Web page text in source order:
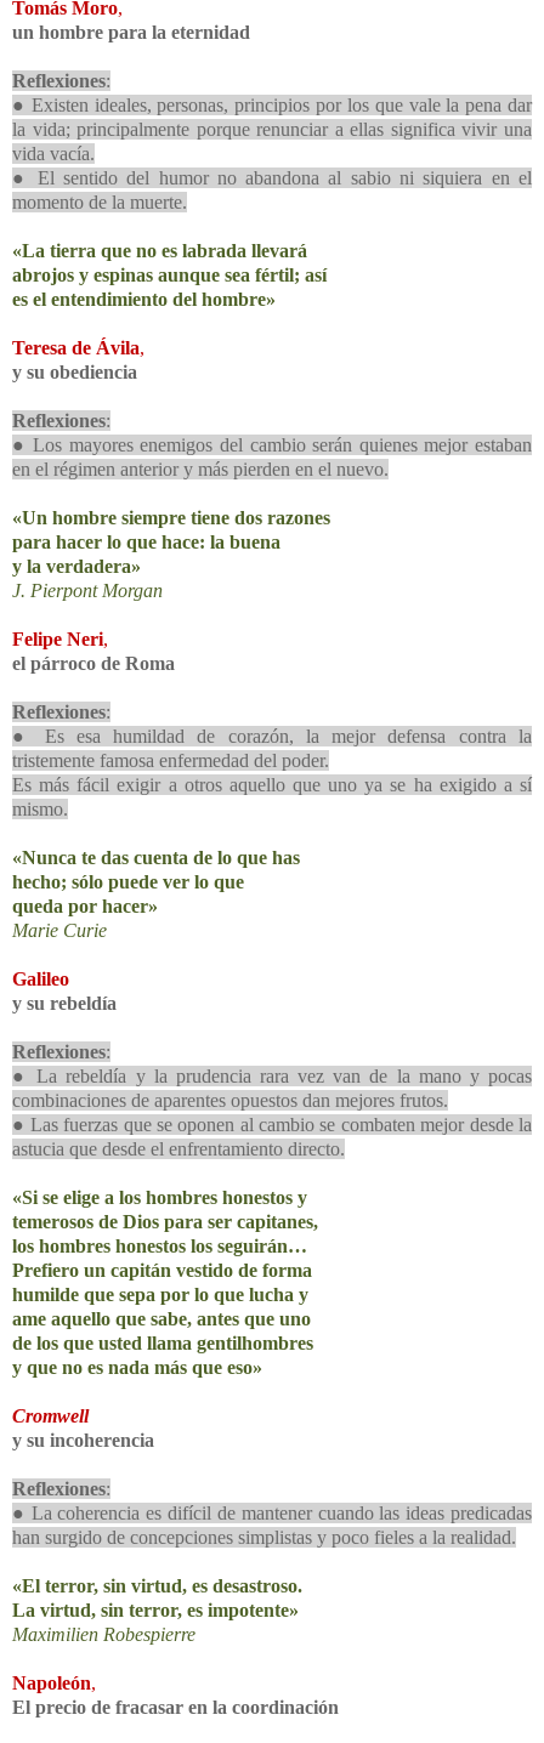
Tomás Moro,
un hombre para la eternidad
Reflexiones:
● Existen ideales, personas, principios por los que vale la pena dar
la vida; principalmente porque renunciar a ellas significa vivir una
vida vacía.
● El sentido del humor no abandona al sabio ni siquiera en el
momento de la muerte.
«La tierra que no es labrada llevará
abrojos y espinas aunque sea fértil; así
es el entendimiento del hombre»
Teresa de Ávila,
y su obediencia
Reflexiones:
● Los mayores enemigos del cambio serán quienes mejor estaban
en el régimen anterior y más pierden en el nuevo.
«Un hombre siempre tiene dos razones
para hacer lo que hace: la buena
y la verdadera»
J. Pierpont Morgan
Felipe Neri,
el párroco de Roma
Reflexiones:
● Es esa humildad de corazón, la mejor defensa contra la
tristemente famosa enfermedad del poder.
Es más fácil exigir a otros aquello que uno ya se ha exigido a sí
mismo.
«Nunca te das cuenta de lo que has
hecho; sólo puede ver lo que
queda por hacer»
Marie Curie
Galileo
y su rebeldía
Reflexiones:
● La rebeldía y la prudencia rara vez van de la mano y pocas
combinaciones de aparentes opuestos dan mejores frutos.
● Las fuerzas que se oponen al cambio se combaten mejor desde la
astucia que desde el enfrentamiento directo.
«Si se elige a los hombres honestos y
temerosos de Dios para ser capitanes,
los hombres honestos los seguirán…
Prefiero un capitán vestido de forma
humilde que sepa por lo que lucha y
ame aquello que sabe, antes que uno
de los que usted llama gentilhombres
y que no es nada más que eso»
Cromwell
y su incoherencia
Reflexiones:
● La coherencia es difícil de mantener cuando las ideas predicadas
han surgido de concepciones simplistas y poco fieles a la realidad.
«El terror, sin virtud, es desastroso.
La virtud, sin terror, es impotente»
Maximilien Robespierre
Napoleón,
El precio de fracasar en la coordinación